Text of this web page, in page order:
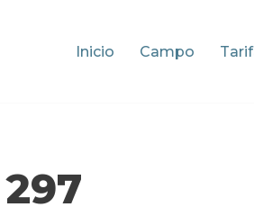
Inicio Campo
297